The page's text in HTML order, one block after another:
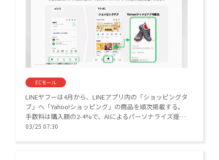
ECモール
LINEヤフーは4月から、LINEアプリ内の「ショッピングタ
ブ」へ「Yahoo!ショッピング」の商品を順次掲載する。
手数料は購入額の2-4%で、AIによるパーソナライズ提案
により、従来の検索型とは異なる「ながら買い」層の新
03/25 07:30